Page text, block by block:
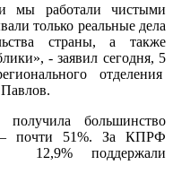
мы работали чистыми
только реальные дела
страны, а также
- заявил сегодня, 5
отделения
большинство
– почти 51%. За КПРФ
12,9% поддержали